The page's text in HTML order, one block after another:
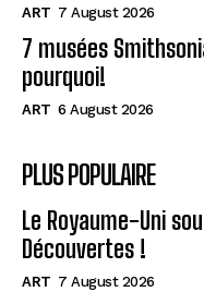
ART 7 August 2026
7 musées
pourquoi!
ART 6 August 2026
PLUS POPULAIRE
Le Royaume-Uni
Découvertes !
ART 7 August 2026